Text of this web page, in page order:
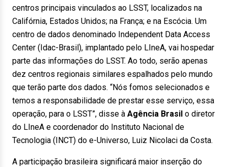
centros principais vinculados ao LSST, localizados na
Califórnia, Estados Unidos; na França; e na Escócia. Um
centro de dados denominado Independent Data Access
Center (Idac-Brasil), implantado pelo LIneA, vai hospedar
parte das informações do LSST. Ao todo, serão apenas
dez centros regionais similares espalhados pelo mundo
que terão parte dos dados. “Nós fomos selecionados e
temos a responsabilidade de prestar esse serviço, essa
operação, para o LSST”, disse à Agência Brasil o diretor
do LIneA e coordenador do Instituto Nacional de
Tecnologia (INCT) do e-Universo, Luiz Nicolaci da Costa.
A participação brasileira significará maior inserção do